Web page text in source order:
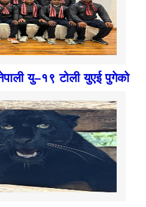
यु–१९ टोली युएई पुगेको